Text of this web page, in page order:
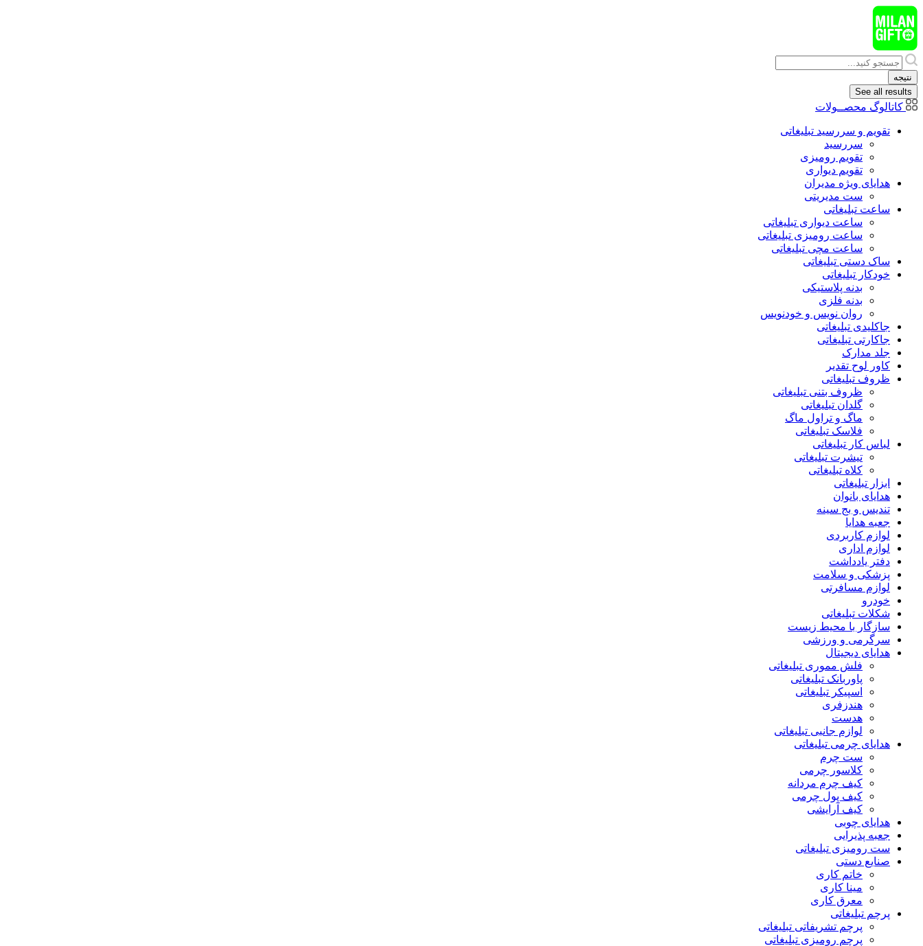
پرش
به
محتوا
Search
...
نتیجه
See all results
کاتالوگ محصــولات
تقویم و سررسید تبلیغاتی
سررسید
تقویم رومیزی
تقویم دیواری
هدایای ويژه مدیران
ست مدیریتی
ساعت تبلیغاتی
ساعت دیواری تبلیغاتی
ساعت رومیزی تبلیغاتی
ساعت مچی تبلیغاتی
ساک دستی تبلیغاتی
خودکار تبلیغاتی
بدنه پلاستیکی
بدنه فلزی
روان نویس و خودنویس
جاکلیدی تبلیغاتی
جاکارتی تبلیغاتی
جلد مدارک
کاور لوح تقدیر
ظروف تبلیغاتی
ظروف بتنی تبلیغاتی
گلدان تبلیغاتی
ماگ و تراول ماگ
فلاسک تبلیغاتی
لباس کار تبلیغاتی
تیشرت تبلیغاتی
کلاه تبلیغاتی
ابزار تبلیغاتی
هدایای بانوان
تندیس و بج سینه
جعبه هدایا
لوازم کاربردی
لوازم اداری
دفتر یادداشت
پزشکی و سلامت
لوازم مسافرتی
خودرو
شکلات تبلیغاتی
سازگار با محیط زیست
سرگرمی و ورزشی
هدایای دیجیتال
فلش مموری تبلیغاتی
پاوربانک تبلیغاتی
اسپیکر تبلیغاتی
هندزفری
هدست
لوازم جانبی تبلیغاتی
هدایای چرمی تبلیغاتی
ست چرم
کلاسور چرمی
کیف چرم مردانه
کیف پول چرمی
کیف آرایشی
هدایای چوبی
جعبه پذیرایی
ست رومیزی تبلیغاتی
صنایع دستی
خاتم کاری
مینا کاری
معرق کاری
پرچم تبلیغاتی
پرچم تشریفاتی تبلیغاتی
پرچم رومیزی تبلیغاتی